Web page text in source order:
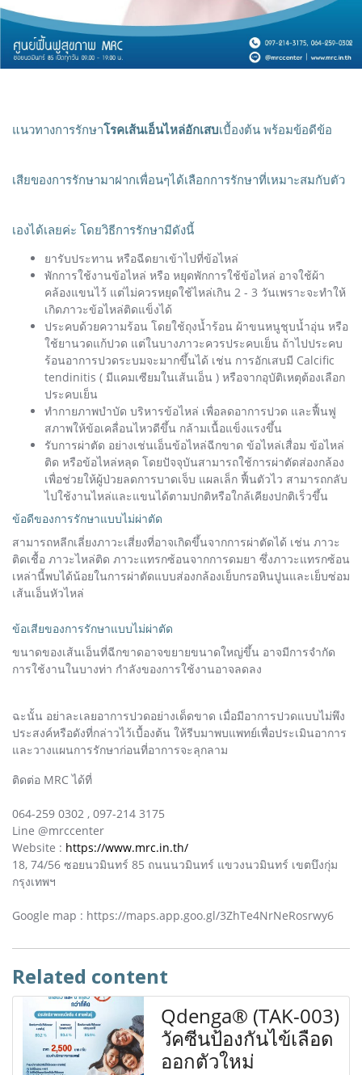
แนวทางการรักษาโรคเส้นเอ็นไหล่อักเสบเบื้องต้น พร้อมข้อดีข้อ
เสียของการรักษามาฝากเพื่อนๆได้เลือกการรักษาที่เหมาะสมกับตัว
เองได้เลยค่ะ โดยวิธีการรักษามีดังนี้
ยารับประทาน หรือฉีดยาเข้าไปที่ข้อไหล่
พักการใช้งานข้อไหล่ หรือ หยุดพักการใช้ข้อไหล่ อาจใช้ผ้า
คล้องแขนไว้ แต่ไม่ควรหยุดใช้ไหล่เกิน 2 - 3 วันเพราะจะทำให้
เกิดภาวะข้อไหล่ติดแข็งได้
ประคบด้วยความร้อน โดยใช้ถุงน้ำร้อน ผ้าขนหนูชุบน้ำอุ่น หรือ
ใช้ยานวดแก้ปวด แต่ในบางภาวะควรประคบเย็น ถ้าไปประคบ
ร้อนอาการปวดระบมจะมากขึ้นได้ เช่น การอักเสบมี Calcific
tendinitis ( มีแคมเซียมในเส้นเอ็น ) หรือจากอุบัติเหตุต้องเลือก
ประคบเย็น
ทำกายภาพบำบัด บริหารข้อไหล่ เพื่อลดอาการปวด และฟื้นฟู
สภาพให้ข้อเคลื่อนไหวดีขึ้น กล้ามเนื้อแข็งแรงขึ้น
รับการผ่าตัด อย่างเช่นเอ็นข้อไหล่ฉีกขาด ข้อไหล่เสื่อม ข้อไหล่
ติด หรือข้อไหล่หลุด โดยปัจจุบันสามารถใช้การผ่าตัดส่องกล้อง
เพื่อช่วยให้ผู้ป่วยลดการบาดเจ็บ แผลเล็ก ฟื้นตัวไว สามารถกลับ
ไปใช้งานไหล่และแขนได้ตามปกติหรือใกล้เคียงปกติเร็วขึ้น
ข้อดีของการรักษาแบบไม่ผ่าตัด
สามารถหลีกเลี่ยงภาวะเสี่ยงที่อาจเกิดขึ้นจากการผ่าตัดได้ เช่น ภาวะ
ติดเชื้อ ภาวะไหล่ติด ภาวะแทรกซ้อนจากการดมยา ซึ่งภาวะแทรกซ้อน
เหล่านี้พบได้น้อยในการผ่าตัดแบบส่องกล้องเย็บกรอหินปูนและเย็บซ่อม
เส้นเอ็นหัวไหล่
ข้อเสียของการรักษาแบบไม่ผ่าตัด
ขนาดของเส้นเอ็นที่ฉีกขาดอาจขยายขนาดใหญ่ขึ้น อาจมีการจำกัด
การใช้งานในบางท่า กำลังของการใช้งานอาจลดลง
ฉะนั้น อย่าละเลยอาการปวดอย่างเด็ดขาด เมื่อมีอาการปวดแบบไม่พึง
ประสงค์หรือดังที่กล่าวไว้เบื้องต้น ให้รีบมาพบแพทย์เพื่อประเมินอาการ
และวางแผนการรักษาก่อนที่อาการจะลุกลาม
ติดต่อ MRC ได้ที่
064-259 0302 , 097-214 3175
Line @mrccenter
Website : https://www.mrc.in.th/
18, 74/56 ซอยนวมินทร์ 85 ถนนนวมินทร์ แขวงนวมินทร์ เขตบึงกุ่ม
กรุงเทพฯ
Google map : https://maps.app.goo.gl/3ZhTe4NrNeRosrwy6
Related content
Qdenga® (TAK-003)
วัคซีนป้องกันไข้เลือด
ออกตัวใหม่